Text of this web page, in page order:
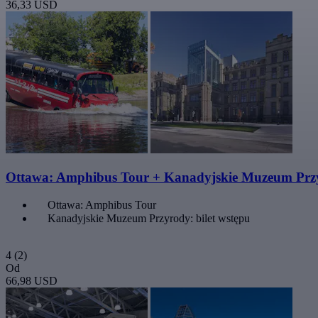
36,33 USD
Ottawa: Amphibus Tour + Kanadyjskie Muzeum
Ottawa: Amphibus Tour
Kanadyjskie Muzeum Przyrody: bilet wstępu
4 (2)
Od
66,98 USD